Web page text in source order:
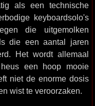
als een technische
keyboardsolo's
die uitgemolken
die een aantal jaren
Het wordt allemaal
een hoop mooie
niet de enorme dosis
wist te veroorzaken.